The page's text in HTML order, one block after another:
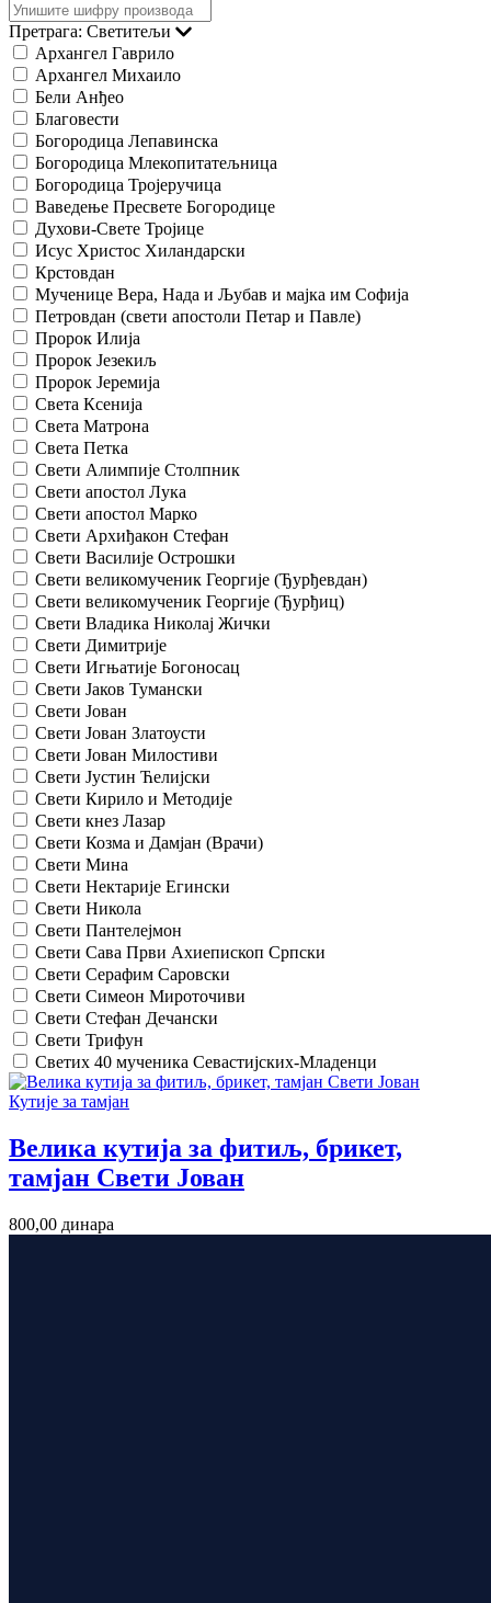
Претрага: Светитељи
Архангел Гаврило
Архангел Михаило
Бели Анђео
Благовести
Богородица Лепавинска
Богородица Млекопитатељница
Богородица Тројеручица
Ваведење Пресвете Богородице
Духови-Свете Тројице
Исус Христос Хиландарски
Крстовдан
Мученице Вера, Нада и Љубав и мајка им Софија
Петровдан (свети апостоли Петар и Павле)
Пророк Илија
Пророк Језекиљ
Пророк Јеремија
Света Ксенија
Света Матрона
Света Петка
Свети Алимпије Столпник
Свети апостол Лука
Свети апостол Марко
Свети Архиђакон Стефан
Свети Василије Острошки
Свети великомученик Георгије (Ђурђевдан)
Свети великомученик Георгије (Ђурђиц)
Свети Владика Николај Жички
Свети Димитрије
Свети Игњатије Богоносац
Свети Јаков Тумански
Свети Јован
Свети Јован Златоусти
Свети Јован Милостиви
Свети Јустин Ћелијски
Свети Кирило и Методије
Свети кнез Лазар
Свети Козма и Дамјан (Врачи)
Свети Мина
Свети Нектарије Егински
Свети Никола
Свети Пантелејмон
Свети Сава Први Ахиепископ Српски
Свети Серафим Саровски
Свети Симеон Мироточиви
Свети Стефан Дечански
Свети Трифун
Светих 40 мученика Севастијских-Младенци
Кутије за тамјан
Велика кутија за фитиљ, брикет,
тамјан Свети Јован
800,00 динара